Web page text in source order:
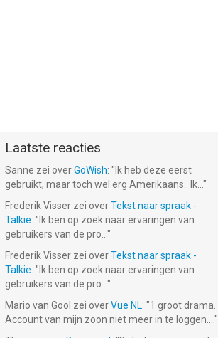
Laatste reacties
Sanne zei overGoWish: " Ik heb deze eerst
gebruikt, maar toch wel erg Amerikaans.. Ik... "
Frederik Visser zei overTekst naar spraak -
Talkie: " Ik ben op zoek naar ervaringen van
gebruikers van de pro... "
Frederik Visser zei overTekst naar spraak -
Talkie: " Ik ben op zoek naar ervaringen van
gebruikers van de pro... "
Mario van Gool zei overVue NL: "1 groot drama.
Account van mijn zoon niet meer in te loggen.... "